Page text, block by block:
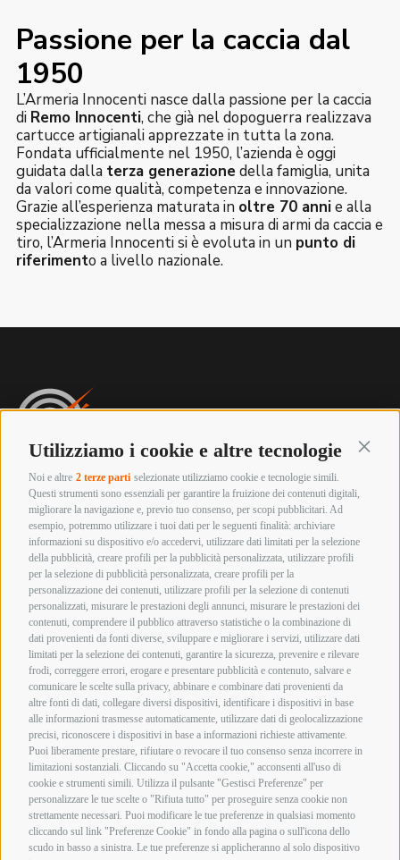
Utilizziamo i cookie e altre tecnologie
Noi e altre 2 terze parti selezionate utilizziamo cookie e tecnologie simili.
Questi strumenti sono essenziali per garantire la fruizione dei contenuti digitali,
migliorare la navigazione e, previo tuo consenso, per scopi pubblicitari. Ad
esempio, potremmo utilizzare i tuoi dati per le seguenti finalità: archiviare
informazioni su dispositivo e/o accedervi, utilizzare dati limitati per la selezione
della pubblicità, creare profili per la pubblicità personalizzata, utilizzare profili
per la selezione di pubblicità personalizzata, creare profili per la
personalizzazione dei contenuti, utilizzare profili per la selezione di contenuti
personalizzati, misurare le prestazioni degli annunci, misurare le prestazioni dei
contenuti, comprendere il pubblico attraverso statistiche o la combinazione di
dati provenienti da fonti diverse, sviluppare e migliorare i servizi, utilizzare dati
limitati per la selezione dei contenuti, garantire la sicurezza, prevenire e rilevare
frodi, correggere errori, erogare e presentare pubblicità e contenuto, salvare e
comunicare le scelte sulla privacy, abbinare e combinare dati provenienti da
altre fonti di dati, collegare diversi dispositivi, identificare i dispositivi in base
alle informazioni trasmesse automaticamente, utilizzare dati di geolocalizzazione
precisi, riconoscere i dispositivi in base a informazioni richieste attivamente.
Puoi liberamente prestare, rifiutare o revocare il tuo consenso senza incorrere in
limitazioni sostanziali. Cliccando su "Accetta cookie," acconsenti all'uso di
cookie e strumenti simili. Utilizza il pulsante "Gestisci Preferenze" per
personalizzare le tue scelte o "Rifiuta tutto" per proseguire senza cookie non
strettamente necessari. Puoi modificare le tue preferenze in qualsiasi momento
cliccando sul link "Preferenze Cookie" in fondo alla pagina o sull'icona dello
scudo in basso a sinistra. Le tue preferenze si applicheranno al solo dispositivo
Passione per la caccia dal
1950
L’Armeria Innocenti nasce dalla passione per la caccia
di Remo Innocenti, che già nel dopoguerra realizzava
cartucce artigianali apprezzate in tutta la zona.
Fondata ufficialmente nel 1950, l’azienda è oggi
guidata dalla terza generazionedella famiglia, unita
da valori come qualità, competenza e innovazione.
Grazie all’esperienza maturata in oltre 70 annie alla
specializzazione nella messa a misura di armi da caccia e
tiro, l’Armeria Innocenti si è evoluta in un punto di
riferimento a livello nazionale.
Armeria innocenti
Via Labriola, 219 – 59013 Montemurlo (PRATO)
Tel. +39 0574 652057
Whatsapp 392 4800893
info@armeriainnocenti.it
P.IVA 01652270974
Seguici su:
Orari di apertura
Lunedì mattina Chiuso
Lunedì pomeriggio
15:00 – 19:00
Martedì – Sabato
09:00 – 12:30 / 15:00 – 19:00
Termini e Condizioni di Vendita
Informazioni acquisto armi e munizioni
Privacy Policy
Cookie Policy
Copyright @ 2026 Armeria Innocenti - Tutti i diritti
sono riservati
Bonifico Bancario
Contrassegno